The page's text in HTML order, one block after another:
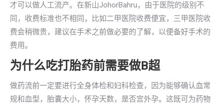
才可以做人工流产。在新山JohorBahru，由于医院的级别不
同，收费标准也不相同，比如二甲医院收费便宜，三甲医院收
费会稍微贵，建议在手术之前做必要的了解，以便备好手术的
费用。
为什么吃打胎药前需要做B超
做药流前一定要进行全身体检和妇科检查，因为能够确认血常
规和血型，胎囊大小，怀孕天数，是否宫外孕。这既可为药物